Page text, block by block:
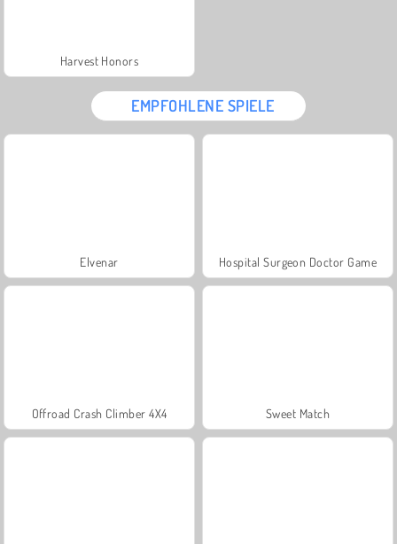
Harvest Honors
EMPFOHLENE SPIELE
Elvenar Hospital Surgeon Doctor Game
Offroad Crash Climber 4X4 Sweet Match